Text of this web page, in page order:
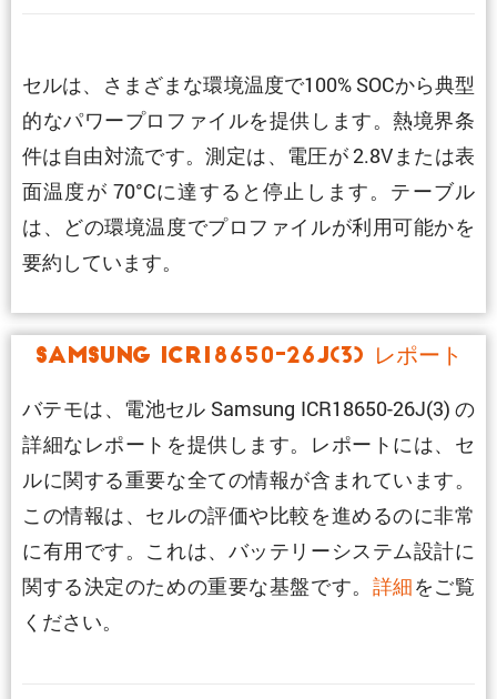
セルは、さまざまな環境温度で100% SOCから典型
的なパワープロファイルを提供します。熱境界条
件は自由対流です。測定は、電圧が 2.8Vまたは表
面温度が 70°Cに達すると停止します。テーブル
は、どの環境温度でプロファイルが利用可能かを
要約しています。
Samsung ICR18650-26J(3) レポート
バテモは、電池セル Samsung ICR18650-26J(3) の
詳細なレポートを提供します。レポートには、セ
ルに関する重要な全ての情報が含まれています。
この情報は、セルの評価や比較を進めるのに非常
に有用です。これは、バッテリーシステム設計に
関する決定のための重要な基盤です。 詳細をご覧
ください。